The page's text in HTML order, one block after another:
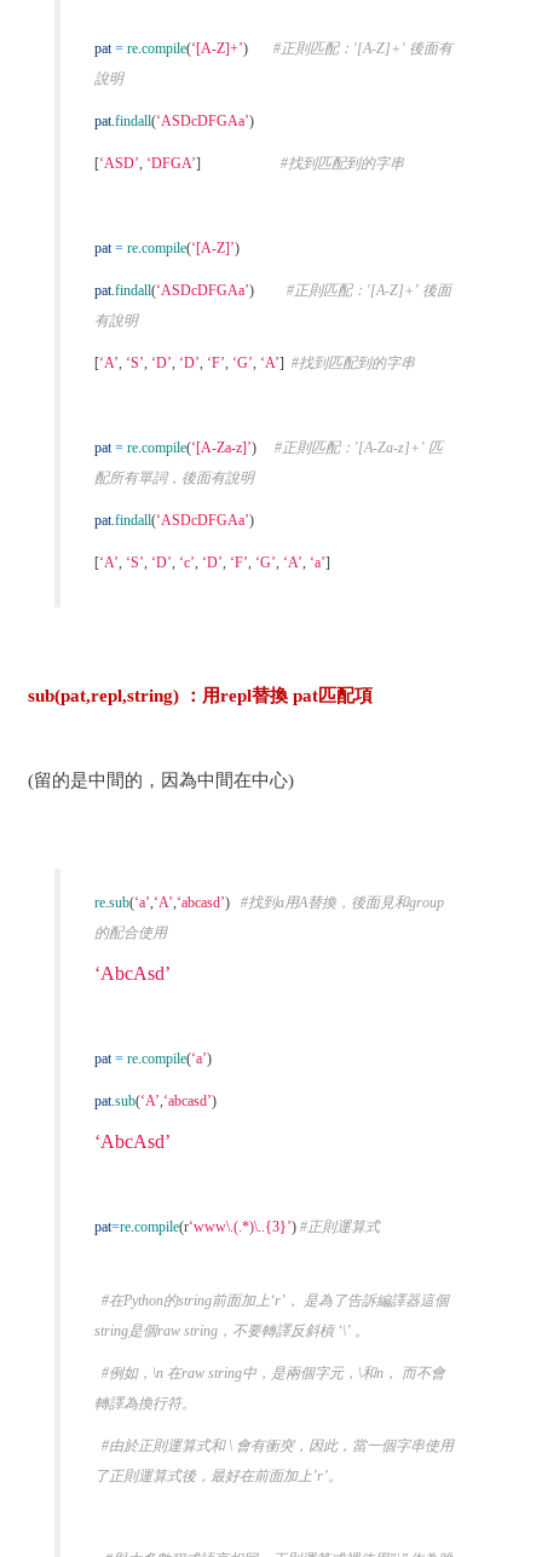
pat= re.compile(‘[A-Z]+’)
#正則匹配：'[A-Z]+’ 後面有
說明
pat.findall(‘ASDcDFGAa’)
[‘ASD’, ‘DFGA’] #找到匹配到的字串
pat= re.compile(‘[A-Z]’)
pat.findall(‘ASDcDFGAa’)
#正則匹配：'[A-Z]+’ 後面
有說明
[‘A’, ‘S’, ‘D’, ‘D’, ‘F’, ‘G’, ‘A’] #找到匹配到的字串
pat= re.compile(‘[A-Za-z]’)
#正則匹配：'[A-Za-z]+’ 匹
配所有單詞，後面有說明
pat.findall(‘ASDcDFGAa’)
[‘A’, ‘S’, ‘D’, ‘c’, ‘D’, ‘F’, ‘G’, ‘A’, ‘a’]
sub(pat,repl,string) ：用repl替換 pat匹配項
(留的是中間的，因為中間在中心)
re.sub(‘a’,‘A’,‘abcasd’)
#找到a用A替換，後面見和group
的配合使用
‘AbcAsd’
pat= re.compile(‘a’)
pat.sub(‘A’,‘abcasd’)
‘AbcAsd’
pat=re.compile(r‘www\.(.*)\..{3}’) #正則運算式
#在Python的string前面加上‘r’， 是為了告訴編譯器這個
string是個raw string，不要轉譯反斜槓 ‘\’ 。
#例如，\n 在raw string中，是兩個字元，\和n， 而不會
轉譯為換行符。
#由於正則運算式和 \ 會有衝突，因此，當一個字串使用
了正則運算式後，最好在前面加上’r’。